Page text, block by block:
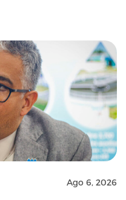
Ago 6, 2026